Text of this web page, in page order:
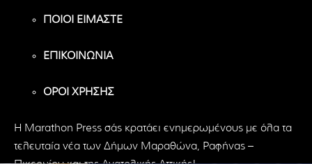
ΠΟΙΟΙ ΕΙΜΑΣΤΕ
ΕΠΙΚΟΙΝΩΝΙΑ
ΟΡΟΙ ΧΡΗΣΗΣ
H Marathon Press σάς κρατάει ενημερωμένους με όλα τα
τελευταία νέα των Δήμων Μαραθώνα, Ραφήνας –